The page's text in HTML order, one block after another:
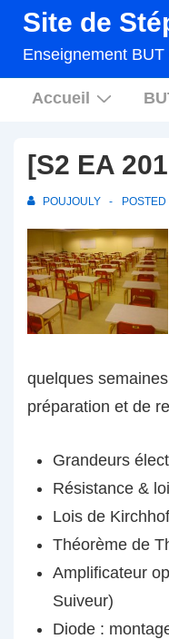
contenu
Site de
Enseignement
Main
Accueil
[S2 EA
POUJOULY POSTED
quelques
préparation et de
Grandeurs
Résistance &
Lois de
Théorème de
Amplificateur
Suiveur)
Diode :